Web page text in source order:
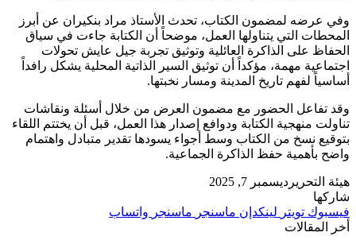
وفي عرضه لمضمون الكتاب، تحدث الأستاذ مراد بنكيران عن أبرز
المحطات التي يتناولها العمل، موضحاً أن الكتابة جاءت في سياق
الحفاظ على الذاكرة العائلية وتوثيق تجربة جيل عايش تحولات
اجتماعية مهمة، مؤكداً أن توثيق السير الذاتية المحلية يشكل رافداً
أساسياً لفهم تاريخ المدينة ومسار نخبتها.
وقد تفاعل الحضور مع مضمون العرض من خلال أسئلة ونقاشات
تناولت منهجية الكتابة ودوافع إصدار هذا العمل، قبل أن يختتم اللقاء
بتوقيع نسخ من الكتاب وسط أجواء يسودها تقدير متبادل واهتمام
واضح بأهمية حفظ الذاكرة الجماعية.
هيئة التحرير ديسمبر 7, 2025
شاركها
فيسبوك تويتر لينكدإن ماسنجر ماسنجر واتساب
أخر المقالات